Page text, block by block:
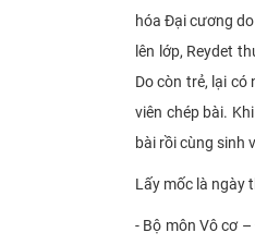
hóa Đại cương
lên lớp, Reydet
Do còn trẻ, lại có
viên chép bài.
bài rồi cùng sinh
Lấy mốc là ngày
- Bộ môn Vô cơ